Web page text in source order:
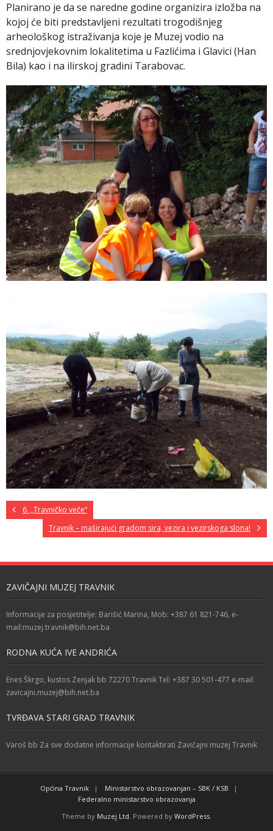
Planirano je da se naredne godine organizira izložba na
kojoj će biti predstavljeni rezultati trogodišnjeg
arheološkog istraživanja koje je Muzej vodio na
srednjovjekovnim lokalitetima u Fazlićima i Glavici (Han
Bila) kao i na ilirskoj gradini Tarabovac.
6. „Travničko veče“
Travnik – maširajući gradom sira, vezira i vezirskoga slona!
ZAVIČAJNI MUZEJ TRAVNIK
Informacije za posjetitelje: Barišić Marina, Mob: +387 61 821-746, e-
mail:muzej.travnik@bih.net.ba
RODNA KUĆA IVE ANDRIĆA
Enes Škrgo, kustos Zenjak bb 72270 Travnik Tel: +387 30 501-477 e-mail:
zavicajni.muzej@bih.net.ba
TVRĐAVA STARI GRAD TRAVNIK
Varoš bb Za sve dodatne informacije kontaktirati Zavičajni muzej Travnik
Općina Travnik
Ministarstvo obrazovanjan – SBK / KSB
Federalno ministarstvo obrazovanja
Theme by Muzej Ltd. Powered by WordPress.